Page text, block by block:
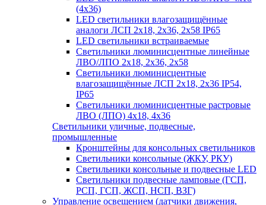
(4х36)
LED светильники влагозащищённые
аналоги ЛСП 2х18, 2х36, 2х58 IP65
LED светильники встраиваемые
Светильники люминисцентные линейные
ЛВО/ЛПО 2х18, 2х36, 2х58
Светильники люминисцентные
влагозащищённые ЛСП 2х18, 2х36 IP54,
IP65
Светильники люминисцентные растровые
ЛВО (ЛПО) 4х18, 4х36
Светильники уличные, подвесные,
промышленные
Кронштейны для консольных светильников
Светильники консольные (ЖКУ, РКУ)
Светильники консольные и подвесные LED
Светильники подвесные ламповые (ГСП,
РСП, ГСП, ЖСП, НСП, ВЗГ)
Управление освещением (датчики движения,